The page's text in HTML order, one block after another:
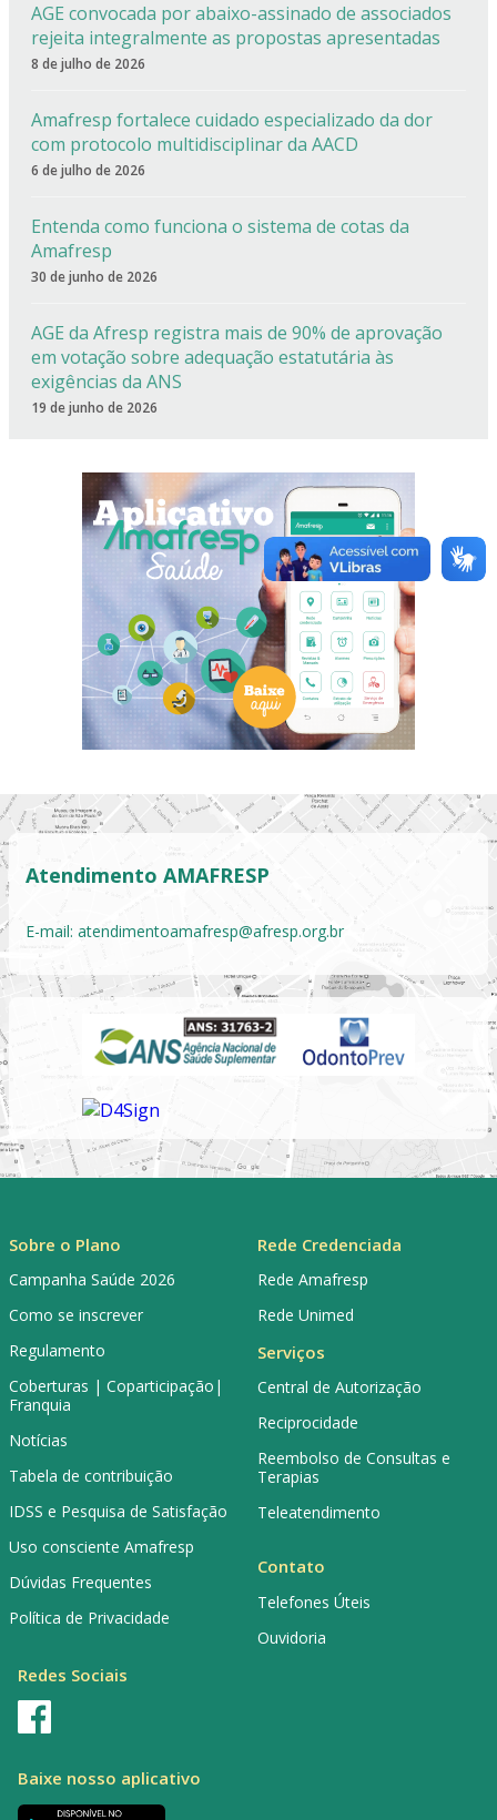
AGE convocada por abaixo-assinado de associados
rejeita integralmente as propostas apresentadas
8 de julho de 2026
Amafresp fortalece cuidado especializado da dor
com protocolo multidisciplinar da AACD
6 de julho de 2026
Entenda como funciona o sistema de cotas da
Amafresp
30 de junho de 2026
AGE da Afresp registra mais de 90% de aprovação
em votação sobre adequação estatutária às
exigências da ANS
19 de junho de 2026
Atendimento AMAFRESP
E-mail: atendimentoamafresp@afresp.org.br
Sobre o Plano
Campanha Saúde 2026
Como se inscrever
Regulamento
Coberturas | Coparticipação|
Franquia
Notícias
Tabela de contribuição
IDSS e Pesquisa de Satisfação
Uso consciente Amafresp
Dúvidas Frequentes
Política de Privacidade
Rede Credenciada
Rede Amafresp
Rede Unimed
Serviços
Central de Autorização
Reciprocidade
Reembolso de Consultas e
Terapias
Teleatendimento
Contato
Telefones Úteis
Ouvidoria
Redes Sociais
Baixe nosso aplicativo